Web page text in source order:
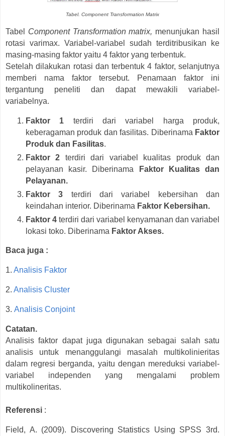
Tabel. Component Transformation Matrix
Tabel Component Transformation matrix, menunjukan hasil
rotasi varimax. Variabel-variabel sudah terditribusikan ke
masing-masing faktor yaitu 4 faktor yang terbentuk.
Setelah dilakukan rotasi dan terbentuk 4 faktor, selanjutnya
memberi nama faktor tersebut. Penamaan faktor ini
tergantung peneliti dan dapat mewakili variabel-
variabelnya.
Faktor 1 terdiri dari variabel harga produk,
keberagaman produk dan fasilitas. Diberinama Faktor
Produk dan Fasilitas.
Faktor 2 terdiri dari variabel kualitas produk dan
pelayanan kasir. Diberinama
Faktor Kualitas dan
Pelayanan.
Faktor 3 terdiri dari variabel kebersihan dan
keindahan interior. Diberinama Faktor Kebersihan.
Faktor 4 terdiri dari variabel kenyamanan dan variabel
lokasi toko. Diberinama Faktor Akses.
Baca juga :
1. Analisis Faktor
2. Analisis Cluster
3. Analisis Conjoint
Catatan.
Analisis faktor dapat juga digunakan sebagai salah satu
analisis untuk menanggulangi masalah multikolinieritas
dalam regresi berganda, yaitu dengan mereduksi variabel-
variabel independen yang mengalami problem
multikolineritas.
Referensi :
Field, A. (2009). Discovering Statistics Using SPSS 3rd.